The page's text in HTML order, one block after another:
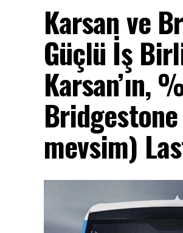
Karsan ve
Güçlü İş
Karsan’ın,
mevsim)